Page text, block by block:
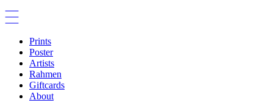
Prints
Poster
Artists
Rahmen
Giftcards
About